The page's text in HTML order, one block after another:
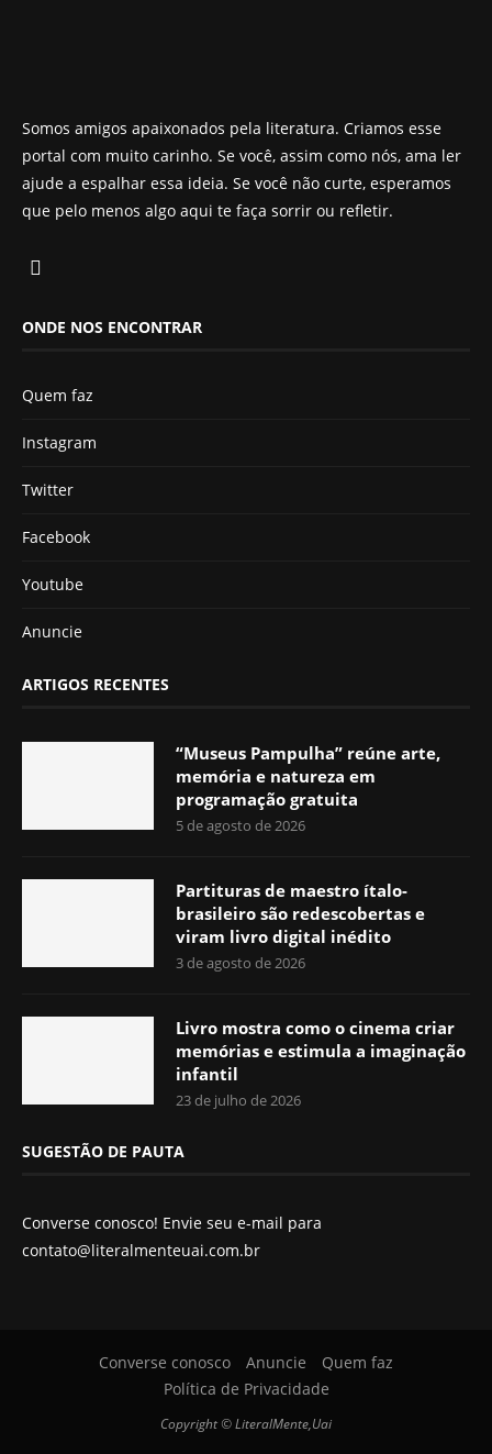
Somos amigos apaixonados pela literatura. Criamos esse
portal com muito carinho. Se você, assim como nós, ama ler
ajude a espalhar essa ideia. Se você não curte, esperamos
que pelo menos algo aqui te faça sorrir ou refletir.
ONDE NOS ENCONTRAR
Quem faz
Instagram
Twitter
Facebook
Youtube
Anuncie
ARTIGOS RECENTES
“Museus Pampulha” reúne arte,
memória e natureza em
programação gratuita
5 de agosto de 2026
Partituras de maestro ítalo-
brasileiro são redescobertas e
viram livro digital inédito
3 de agosto de 2026
Livro mostra como o cinema criar
memórias e estimula a imaginação
infantil
23 de julho de 2026
SUGESTÃO DE PAUTA
Converse conosco! Envie seu e-mail para
contato@literalmenteuai.com.br
Converse conosco Anuncie
Quem faz
Política de Privacidade
Copyright © LiteralMente,Uai